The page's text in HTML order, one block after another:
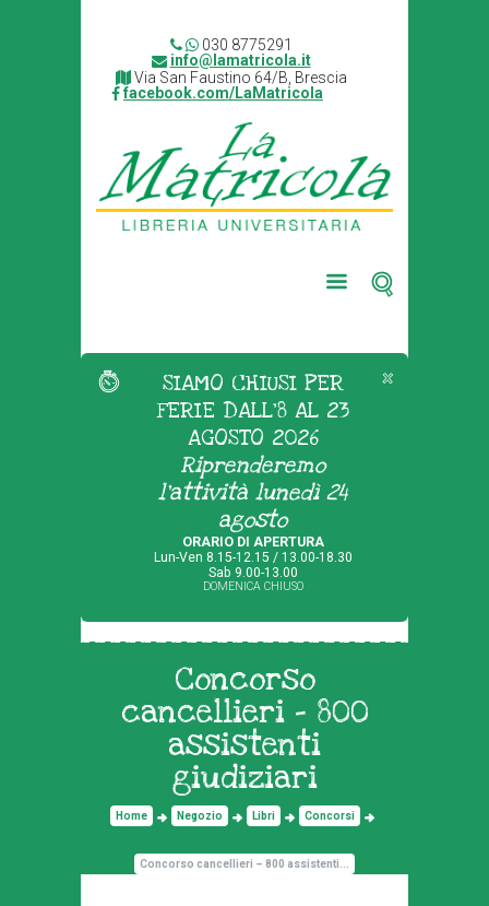
030 8775291
info@lamatricola.it
Via San Faustino 64/B, Brescia
facebook.com/LaMatricola
SIAMO CHIUSI PER
FERIE DALL'8 AL 23
AGOSTO 2026
Riprenderemo
l'attività lunedì 24
agosto
ORARIO DI APERTURA
Lun-Ven 8.15-12.15 / 13.00-18.30
Sab 9.00-13.00
DOMENICA CHIUSO
Concorso
cancellieri – 800
assistenti
giudiziari
Home Negozio Libri Concorsi
Concorso cancellieri – 800 assistenti...